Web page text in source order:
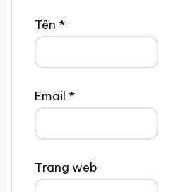
Tên *
Email *
Trang web